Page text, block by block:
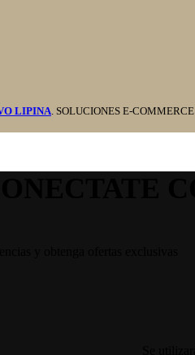
LIPINA. SOLUCIONES E-COMMERCE